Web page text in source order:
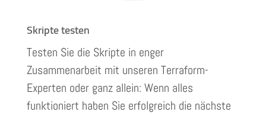
Skripte testen
Testen Sie die Skripte in enger
Zusammenarbeit mit unseren Terraform-
Experten oder ganz allein: Wenn alles
funktioniert haben Sie erfolgreich die nächste